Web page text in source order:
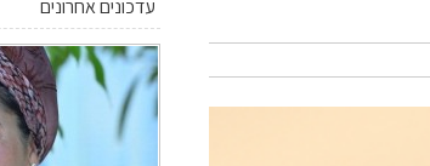
עדכונים אחרונים